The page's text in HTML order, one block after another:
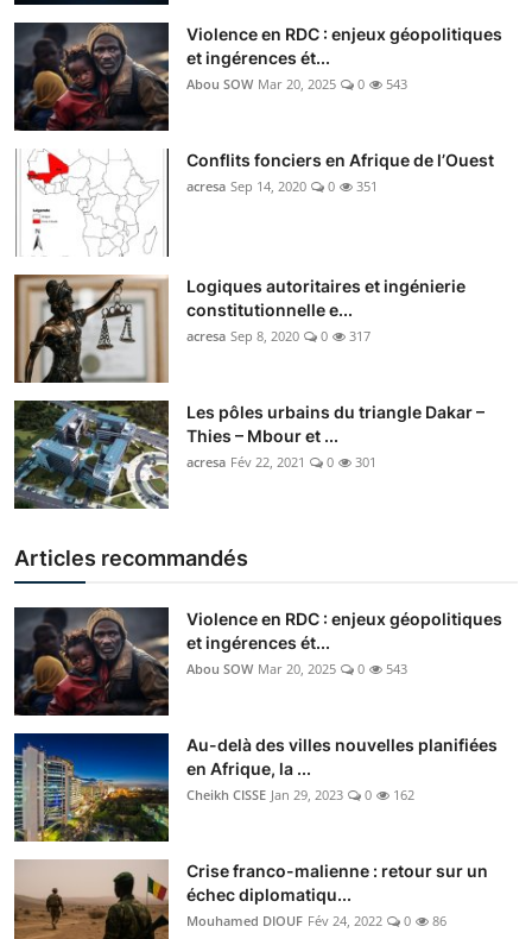
Violence en RDC : enjeux géopolitiques
et ingérences ét...
Abou SOW Mar 20, 2025 0 543
Conflits fonciers en Afrique de l’Ouest
acresa Sep 14, 2020 0 351
Logiques autoritaires et ingénierie
constitutionnelle e...
acresa Sep 8, 2020 0 317
Les pôles urbains du triangle Dakar –
Thies – Mbour et ...
acresa Fév 22, 2021 0 301
Articles recommandés
Violence en RDC : enjeux géopolitiques
et ingérences ét...
Abou SOW Mar 20, 2025 0 543
Au-delà des villes nouvelles planifiées
en Afrique, la ...
Cheikh CISSE Jan 29, 2023 0 162
Crise franco-malienne : retour sur un
échec diplomatiqu...
Mouhamed DIOUF Fév 24, 2022 0 86